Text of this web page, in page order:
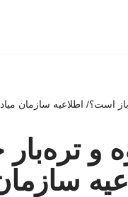
سازمان